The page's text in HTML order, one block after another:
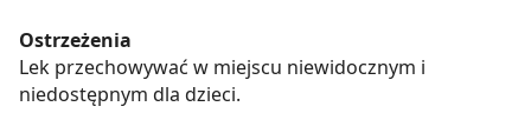
Ostrzeżenia
Lek przechowywać w miejscu niewidocznym i
niedostępnym dla dzieci.